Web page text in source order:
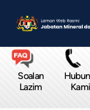
Soalan
Lazim
Kami